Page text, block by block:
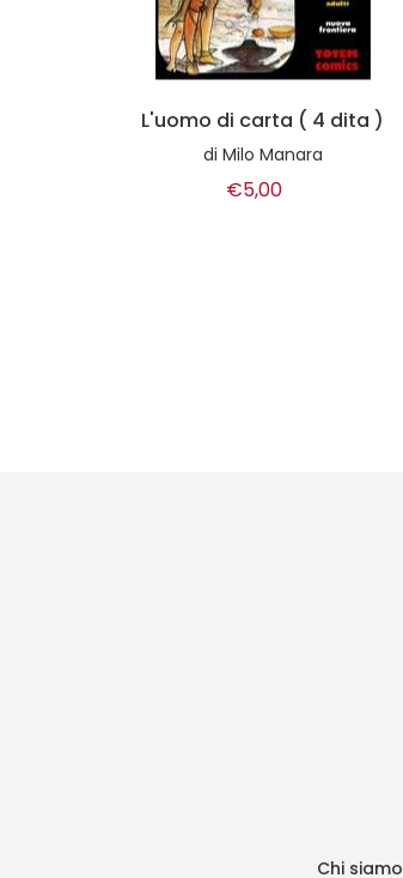
Prove di sguardi
Umberto Giovannini, Marialaura Guglielmini
€19,00
Chi siamo